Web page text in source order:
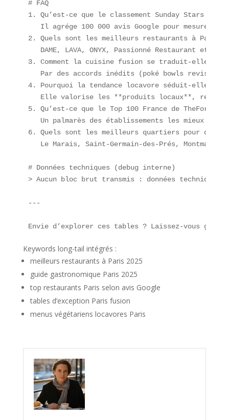
# FAQ
1. Qu’est-ce que le classement Sunday Stars
Il agrége 100 000 avis Google pour mesurer
2. Quels sont les meilleurs restaurants à Paris
DAME, LAVA, ONYX, Passionné Restaurant et
3. Comment la cuisine fusion se traduit-elle à
Par des accords inédits (poké bowls
4. Pourquoi la tendance locavore séduit-elle
Elle valorise les **produits locaux**,
5. Qu’est-ce que le Top 100 France de TheFork ?
Un palmarès des établissements les mieux
6. Quels sont les meilleurs quartiers pour
Le Marais, Saint-Germain-des-Prés,
# Données techniques (debug interne)
> Aucun bloc brut transmis : données
---
Envie d’explorer ces tables ? Laissez-vous
Keywords long-tail intégrés :
meilleurs restaurants à Paris 2025
guide gastronomique Paris 2025
top restaurants Paris selon avis Google
tables d’exception Paris fusion
menus végétariens locavores Paris